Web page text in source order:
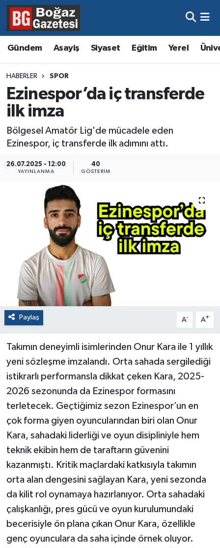
Gündem Asayiş Siyaset Eğitim Yerel
HABERLER SPOR
Ezinespor’da iç transferde
ilk imza
Bölgesel Amatör Lig'de mücadele eden
Ezinespor, iç transferde ilk adımını attı.
26.07.2025 - 12:00
YAYINLANMA
40
GÖSTERIM
Paylaş A- A+
Takımın deneyimli isimlerinden Onur Kara ile 1 yıllık
yeni sözleşme imzalandı. Orta sahada sergilediği
istikrarlı performansla dikkat çeken Kara, 2025-
2026 sezonunda da Ezinespor formasını
terletecek. Geçtiğimiz sezon Ezinespor’un en
çok forma giyen oyuncularından biri olan Onur
Kara, sahadaki liderliği ve oyun disipliniyle hem
teknik ekibin hem de taraftarın güvenini
kazanmıştı. Kritik maçlardaki katkısıyla takımın
orta alan dengesini sağlayan Kara, yeni sezonda
da kilit rol oynamaya hazırlanıyor. Orta sahadaki
çalışkanlığı, pres gücü ve oyun kurulumundaki
becerisiyle ön plana çıkan Onur Kara, özellikle
genç oyunculara da saha içinde örnek oluyor.
Asayiş
Eğitim
Ekonomi
Gündem
Kültür ve Sanat
Magazin
Resmi İlanlar
Sağlık
Hava Durumu
Trafik Durumu
Süper Lig Puan Durumu ve Fikstür
Tüm Manşetler
Son Dakika Haberleri
Haber Arşivi